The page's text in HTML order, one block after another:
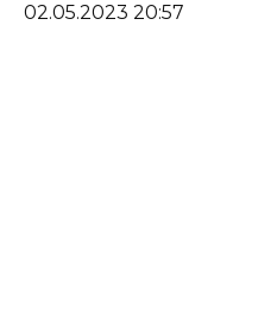
02.05.2023 20:57